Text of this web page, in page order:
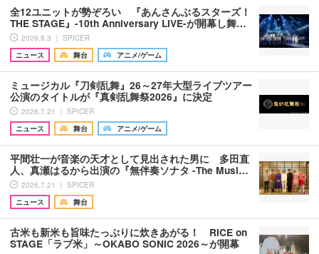
全12ユニットが勢ぞろい 『あんさんぶるスターズ！
THE STAGE』-10th Anniversary LIVE-が開幕し舞…
2026.8.3 ｜ SPICER
ニュース
舞台 アニメ/ゲーム
ミュージカル『刀剣乱舞』26～27年大型ライブツアー
公演のタイトルが『真剣乱舞祭2026』に決定
2026.7.21 ｜ SPICER
ニュース
舞台 アニメ/ゲーム
平間壮一が音楽の天才として見出された男に 多田直
人、真瀬はるから出演の『無伴奏ソナタ -The Musi…
2026.7.21 ｜ SPICER
ニュース
舞台
古米も新米も旨味たっぷりに炊きあがる！ RICE on
STAGE「ラブ米」～OKABO SONIC 2026～が開幕